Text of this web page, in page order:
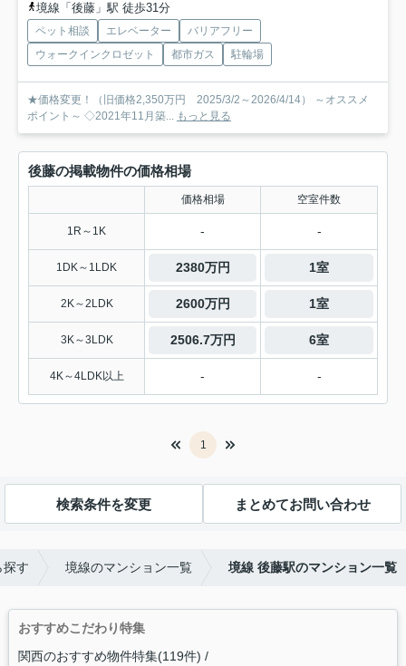
境線「後藤」駅 徒歩31分
ペット相談 エレベーター
バリアフリー
ウォークインクロゼット
都市ガス 駐輪場
★価格変更！（旧価格2,350万円 2025/3/2～2026/4/14） ～オススメ
ポイント～ ◇2021年11月築... もっと見る
後藤の掲載物件の価格相場
価格相場 空室件数
1R～1K - -
1DK～1LDK 2380万円 1室
2K～2LDK 2600万円 1室
3K～3LDK 2506.7万円 6室
4K～4LDK以上 - -
1
検索条件を変更 まとめてお問い合わせ
探す 境線のマンション一覧 境線 後藤駅のマンション一覧
おすすめこだわり特集
関西のおすすめ物件特集(119件)